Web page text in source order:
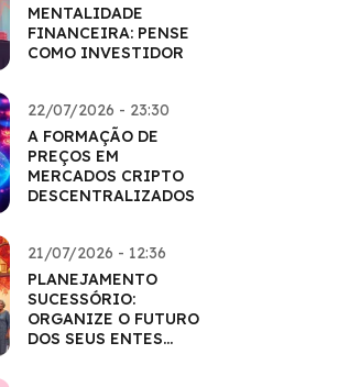
MENTALIDADE
FINANCEIRA: PENSE
COMO INVESTIDOR
22/07/2026 - 23:30
A FORMAÇÃO DE
PREÇOS EM
MERCADOS CRIPTO
DESCENTRALIZADOS
21/07/2026 - 12:36
PLANEJAMENTO
SUCESSÓRIO:
ORGANIZE O FUTURO
DOS SEUS ENTES